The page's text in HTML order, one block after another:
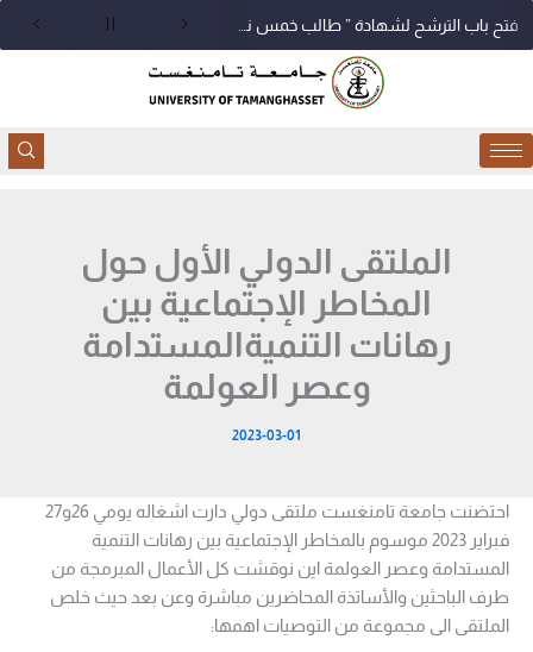
الملتقى الدولي الأول حول
المخاطر الإجتماعية بين
رهانات التنميةالمستدامة
وعصر العولمة
2023-03-01
احتضنت جامعة تامنغست ملتقى دولي دارت اشغاله يومي 26و27
فبراير 2023 موسوم بالمخاطر الإجتماعية بين رهانات التنمية
المستدامة وعصر العولمة اين نوقشت كل الأعمال المبرمجة من
طرف الباحثين والأساتذة المحاضرين مباشرة وعن بعد حيث خلص
الملتقى الى مجموعة من التوصيات اهمها: